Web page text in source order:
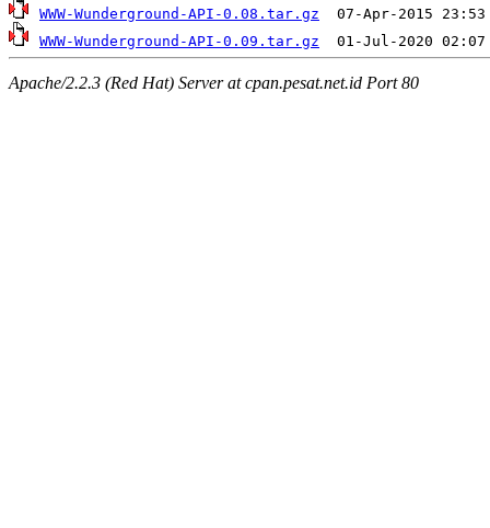
WWW-Wunderground-API-0.08.tar.gz
WWW-Wunderground-API-0.09.tar.gz
Apache/2.2.3 (Red Hat) Server at cpan.pesat.net.id Port 80